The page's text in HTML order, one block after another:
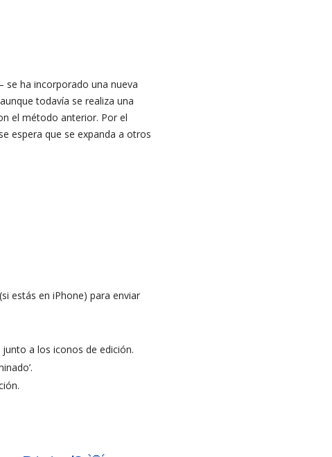
se ha incorporado una nueva
todavía se realiza una
el método anterior. Por el
espera que se expanda a otros
estás en iPhone) para enviar
a los iconos de edición.